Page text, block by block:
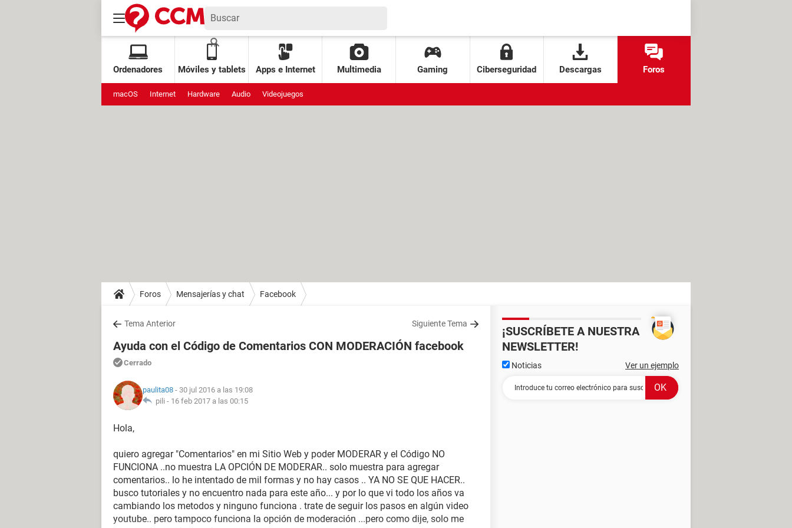
Ordenadores Móviles y tablets Apps e Internet Multimedia Gaming Ciberseguridad Descargas Foros
macOS Internet Hardware Audio Videojuegos
Foros Mensajerías y chat Facebook
Tema Anterior Siguiente Tema
Ayuda con el Código de Comentarios CON MODERACIÓN facebook
Cerrado
paulita08 - 30 jul 2016 a las 19:08
pili - 16 feb 2017 a las 00:15
Hola,
quiero agregar "Comentarios" en mi Sitio Web y poder MODERAR y el Código NO
FUNCIONA ..no muestra LA OPCIÓN DE MODERAR.. solo muestra para agregar
comentarios.. lo he intentado de mil formas y no hay casos .. YA NO SE QUE HACER..
busco tutoriales y no encuentro nada para este año... y por lo que vi todo los años va
cambiando los metodos y ninguno funciona . trate de seguir los pasos en algún video
youtube.. pero tampoco funciona la opción de moderación ...pero como dije, solo me
¡SUSCRÍBETE A NUESTRA
NEWSLETTER!
Noticias Ver un ejemplo